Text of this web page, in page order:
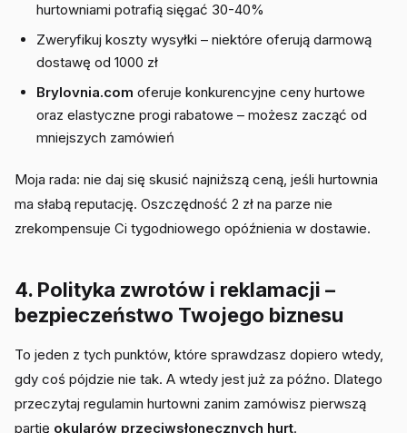
hurtowniami potrafią sięgać 30-40%
Zweryfikuj koszty wysyłki – niektóre oferują darmową
dostawę od 1000 zł
Brylovnia.com oferuje konkurencyjne ceny hurtowe
oraz elastyczne progi rabatowe – możesz zacząć od
mniejszych zamówień
Moja rada: nie daj się skusić najniższą ceną, jeśli hurtownia
ma słabą reputację. Oszczędność 2 zł na parze nie
zrekompensuje Ci tygodniowego opóźnienia w dostawie.
4. Polityka zwrotów i reklamacji –
bezpieczeństwo Twojego biznesu
To jeden z tych punktów, które sprawdzasz dopiero wtedy,
gdy coś pójdzie nie tak. A wtedy jest już za późno. Dlatego
przeczytaj regulamin hurtowni zanim zamówisz pierwszą
partię okularów przeciwsłonecznych hurt.